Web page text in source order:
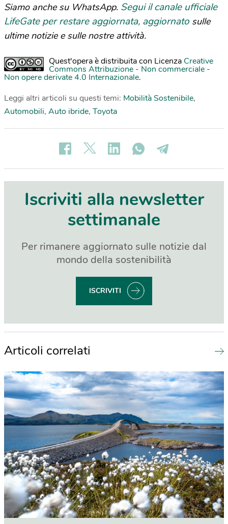
Siamo anche su WhatsApp. Segui il canale ufficiale
LifeGate per restare aggiornata, aggiornato sulle
ultime notizie e sulle nostre attività.
Quest'opera è distribuita con Licenza Creative
Commons Attribuzione - Non commerciale -
Non opere derivate 4.0 Internazionale.
Leggi altri articoli su questi temi: Mobilità Sostenibile,
Automobili, Auto ibride, Toyota
Iscriviti alla newsletter
settimanale
Per rimanere aggiornato sulle notizie dal
mondo della sostenibilità
ISCRIVITI
Articoli correlati